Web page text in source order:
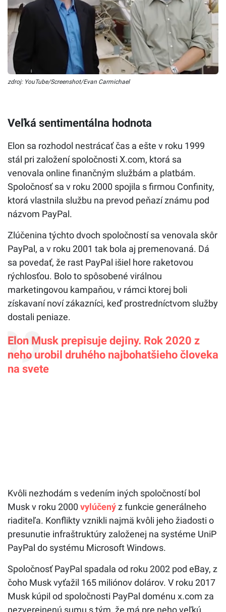
zdroj: YouTube/Screenshot/Evan Carmichael
Veľká sentimentálna hodnota
Elon sa rozhodol nestrácať čas a ešte v roku 1999
stál pri založení spoločnosti X.com, ktorá sa
venovala online finančným službám a platbám.
Spoločnosť sa v roku 2000 spojila s firmou Confinity,
ktorá vlastnila službu na prevod peňazí známu pod
názvom PayPal.
Zlúčenina týchto dvoch spoločností sa venovala skôr
PayPal, a v roku 2001 tak bola aj premenovaná. Dá
sa povedať, že rast PayPal išiel hore raketovou
rýchlosťou. Bolo to spôsobené virálnou
marketingovou kampaňou, v rámci ktorej boli
získavaní noví zákazníci, keď prostredníctvom služby
dostali peniaze.
Elon Musk prepisuje dejiny. Rok 2020 z
neho urobil druhého najbohatšieho človeka
na svete
Kvôli nezhodám s vedením iných spoločností bol
Musk v roku 2000 vylúčenýz funkcie generálneho
riaditeľa. Konflikty vznikli najmä kvôli jeho žiadosti o
presunutie infraštruktúry založenej na systéme UniP
PayPal do systému Microsoft Windows.
Spoločnosť PayPal spadala od roku 2002 pod eBay, z
čoho Musk vyťažil 165 miliónov dolárov. V roku 2017
Musk kúpil od spoločnosti PayPal doménu x.com za